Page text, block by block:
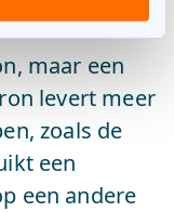
maar een
levert meer
zoals de
een
een andere